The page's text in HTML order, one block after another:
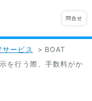
問合せ
サービス > BOAT
を行う際、手数料がか